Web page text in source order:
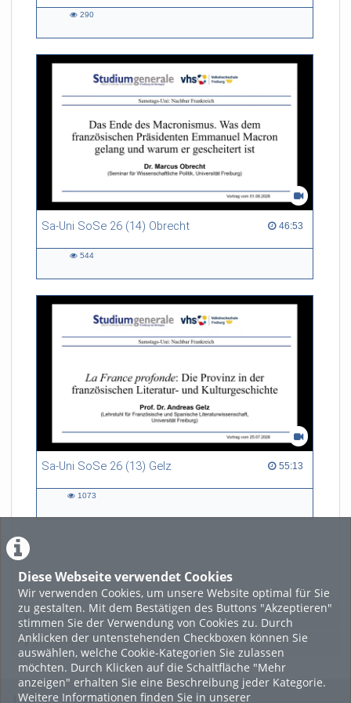
Diese Webseite verwendet Cookies
Wir verwenden Cookies, um unsere Website optimal für Sie
zu gestalten. Mit dem Bestätigen des Buttons "Akzeptieren"
stimmen Sie der Verwendung von Cookies zu. Durch
Anklicken der untenstehenden Checkboxen können Sie
auswählen, welche Cookie-Kategorien Sie zulassen
möchten. Durch Klicken auf die Schaltfläche "Mehr
anzeigen" erhalten Sie eine Beschreibung jeder Kategorie.
Weitere Informationen finden Sie in unserer
290
Sa-Uni SoSe 26 (14) Obrecht 46:53
46:53 duration
544
Sa-Uni SoSe 26 (13) Gelz 55:13
55:13 duration
1073
LADE MEHR
Featured
Beliebtheit